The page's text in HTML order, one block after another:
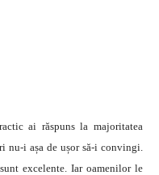
ai răspuns la majoritatea
nu-i așa de ușor să-i convingi.
excelente. Iar oamenilor le